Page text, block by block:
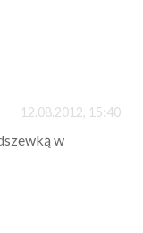
12.08.2012, 15:40
w